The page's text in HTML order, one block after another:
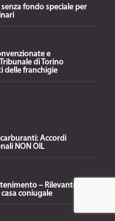
fondo speciale per
e
di Torino
delle franchigie
Accordi
NON OIL
– Rilevante
coniugale